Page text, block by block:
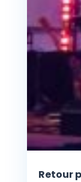
Retour